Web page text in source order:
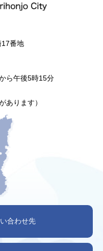
番地
ら午後5時15分
あります）
合わせ先